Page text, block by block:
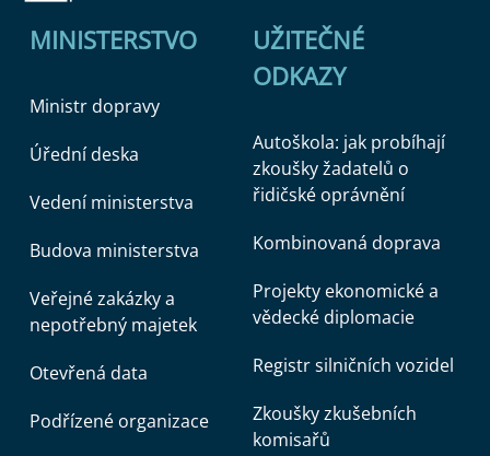
MINISTERSTVO
Ministr dopravy
Úřední deska
Vedení ministerstva
Budova ministerstva
Veřejné zakázky a
nepotřebný majetek
Otevřená data
Podřízené organizace
UŽITEČNÉ
ODKAZY
Autoškola: jak probíhají
zkoušky žadatelů o
řidičské oprávnění
Kombinovaná doprava
Projekty ekonomické a
vědecké diplomacie
Registr silničních vozidel
Zkoušky zkušebních
komisařů